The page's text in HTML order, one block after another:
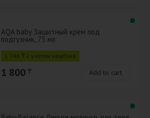
AQA baby Защитный крем под
подгузник, 75 мл
1 746 ₸ с учётом кешбэка
1 800 ₸ Add to cart